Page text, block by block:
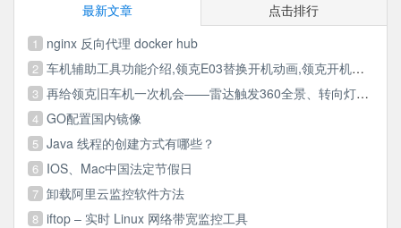
最新文章 点击排行
1 nginx 反向代理 docker hub
2 车机辅助工具功能介绍,领克E03替换开机动画,领克开机动画,领克VIP破解,伴听VIP破解,多媒体VIP破解
3 再给领克旧车机一次机会——雷达触发360全景、转向灯触发360全景、汽车事件联动车机、超速提示。。。一样都不能少
4 GO配置国内镜像
5 Java 线程的创建方式有哪些？
6 IOS、Mac中国法定节假日
7 卸载阿里云监控软件方法
8 iftop – 实时 Linux 网络带宽监控工具